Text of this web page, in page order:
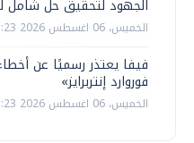
الجهود لتحقيق حل شامل
الخميس، 06 اغسطس 2026 01:23 م
فيفا يعتذر رسميًا عن
فوروارد إنتربرايز»
الخميس، 06 اغسطس 2026 01:23 م